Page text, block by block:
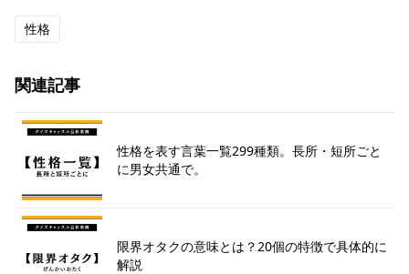
性格
関連記事
性格を表す言葉一覧299種類。長所・短所ごと
に男女共通で。
限界オタクの意味とは？20個の特徴で具体的に
解説